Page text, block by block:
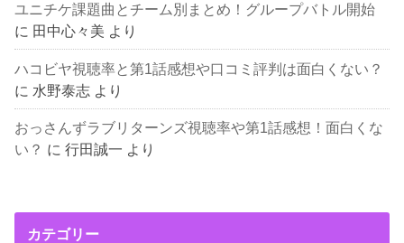
ユニチケ課題曲とチーム別まとめ！グループバトル開始
に 田中心々美 より
ハコビヤ視聴率と第1話感想や口コミ評判は面白くない？
に 水野泰志 より
おっさんずラブリターンズ視聴率や第1話感想！面白くな
い？ に行田誠一 より
カテゴリー